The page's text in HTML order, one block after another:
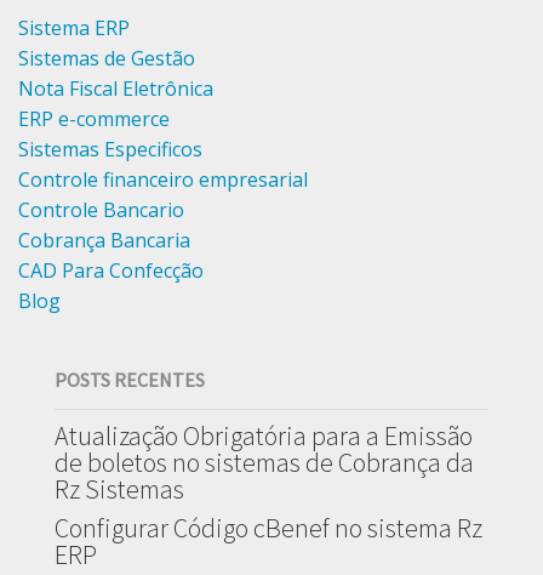
Sistema ERP
Sistemas de Gestão
Nota Fiscal Eletrônica
ERP e-commerce
Sistemas Especificos
Controle financeiro empresarial
Controle Bancario
Cobrança Bancaria
CAD Para Confecção
Blog
POSTS RECENTES
Atualização Obrigatória para a Emissão
de boletos no sistemas de Cobrança da
Rz Sistemas
Configurar Código cBenef no sistema Rz
ERP